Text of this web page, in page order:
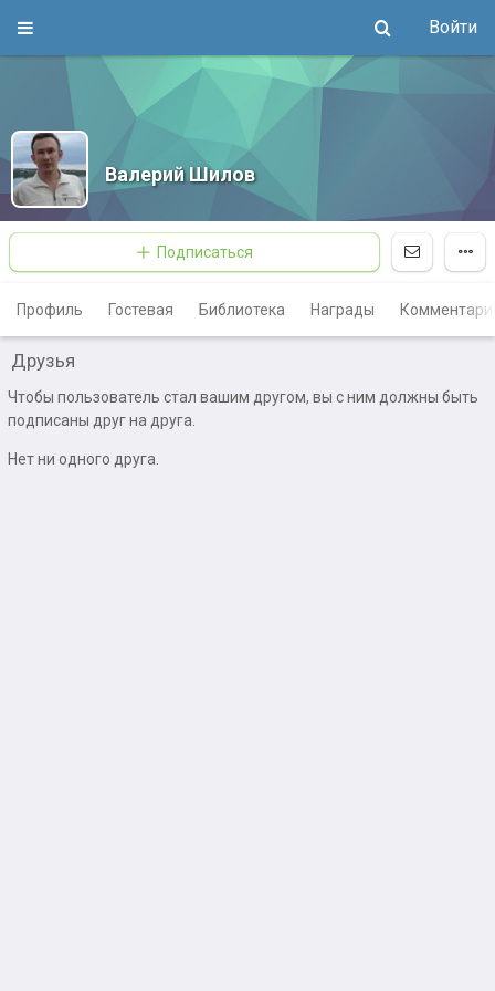
Войти
Валерий Шилов
Подписаться
Профиль Гостевая Библиотека Награды
Друзья
Чтобы пользователь стал вашим другом, вы с ним должны быть
подписаны друг на друга.
Нет ни одного друга.